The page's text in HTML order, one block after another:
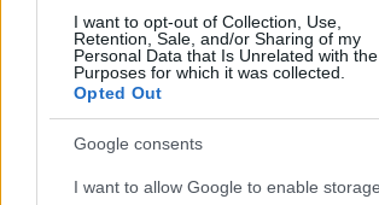
I want to opt-out of Collection, Use,
Retention, Sale, and/or Sharing of my
Personal Data that Is Unrelated with the
Purposes for which it was collected.
Opted Out
Google consents
I want to allow Google to enable storage